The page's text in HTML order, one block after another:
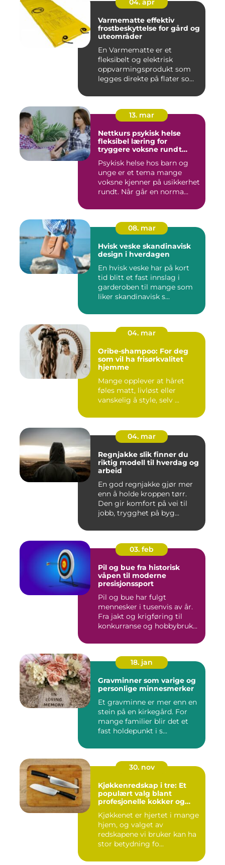
04. apr
Varmematte effektiv
frostbeskyttelse for gård og
uteområder
En Varmematte er et
fleksibelt og elektrisk
oppvarmingsprodukt som
legges direkte på flater som
13. mar
Nettkurs psykisk helse
fleksibel læring for
tryggere voksne rundt
Psykisk helse hos barn og
unge er et tema mange
voksne kjenner på usikkerhet
rundt. Når går en norma...
08. mar
Hvisk veske skandinavisk
design i hverdagen
En hvisk veske har på kort
tid blitt et fast innslag i
garderoben til mange som
liker skandinavisk s...
04. mar
Oribe-shampoo: For deg
som vil ha frisørkvalitet
hjemme
Mange opplever at håret
føles matt, livløst eller
vanskelig å style, selv ...
04. mar
Regnjakke slik finner du
riktig modell til hverdag og
arbeid
En god regnjakke gjør mer
enn å holde kroppen tørr.
Den gir komfort på vei til
jobb, trygghet på byg...
03. feb
Pil og bue fra historisk
våpen til moderne
presisjonssport
Pil og bue har fulgt
mennesker i tusenvis av år.
Fra jakt og krigføring til
konkurranse og hobbybruk...
18. jan
Gravminner som varige og
personlige minnesmerker
Et gravminne er mer enn en
stein på en kirkegård. For
mange familier blir det et
fast holdepunkt i s...
30. nov
Kjøkkenredskap i tre: Et
populært valg blant
profesjonelle kokker og
Kjøkkenet er hjertet i mange
hjem, og valget av
redskapene vi bruker kan ha
stor betydning fo...